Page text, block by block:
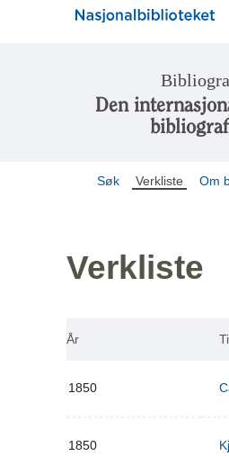
Den
Søk Verkliste Om
Verkliste
År
1850
1850